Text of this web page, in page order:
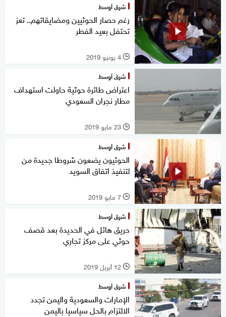
شرق أوسط
رغم حصار الحوثيين ومضايقاتهم.. تعز
تحتفل بعيد الفطر
l 4 يونيو 2019
شرق أوسط
اعتراض طائرة حوثية حاولت استهداف
مطار نجران السعودي
l 23 مايو 2019
شرق أوسط
الحوثيون يضعون شروطا جديدة من
لتنفيذ اتفاق السويد
l 7 مايو 2019
شرق أوسط
حريق هائل في الحديدة بعد قصف
حوثي على مركز تجاري
l 12 أبريل 2019
شرق أوسط
الإمارات والسعودية واليمن تجدد
الالتزام بالحل سياسيا باليمن